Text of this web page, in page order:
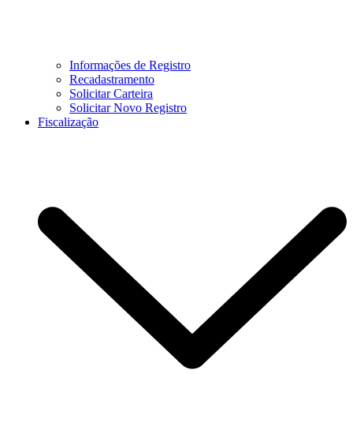
Informações de Registro
Recadastramento
Solicitar Carteira
Solicitar Novo Registro
Fiscalização